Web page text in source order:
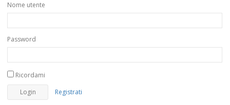
Nome utente
Password
Ricordami
Registrati